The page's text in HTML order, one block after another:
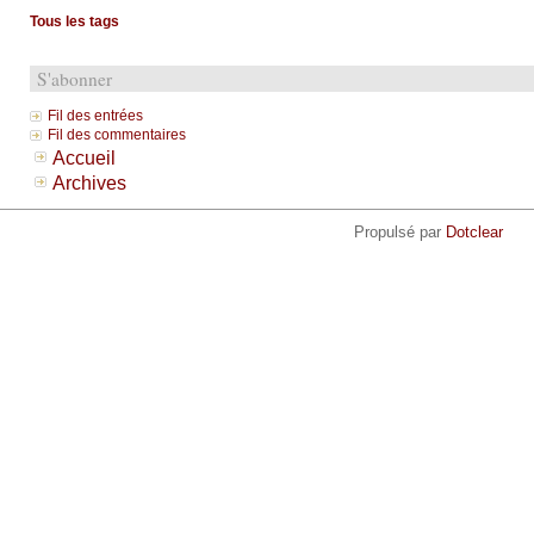
Tous les tags
S'abonner
Fil des entrées
Fil des commentaires
Accueil
Archives
Propulsé par Dotclear